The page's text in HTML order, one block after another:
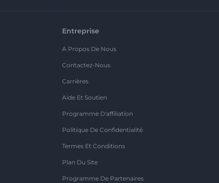
Entreprise
A Propos De Nous
Contactez-Nous
Carrières
Aide Et Soutien
Programme D'affiliation
Politique De Confidentialité
Termes Et Conditions
Plan Du Site
Programme De Partenaires